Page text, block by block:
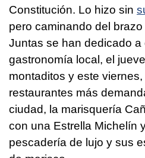
Constitución. Lo hizo sin
pero caminando del
Juntas se han dedicado a
gastronomía local, el
montaditos y este
restaurantes más
ciudad, la marisquería
con una Estrella Michelín
pescadería de lujo y sus